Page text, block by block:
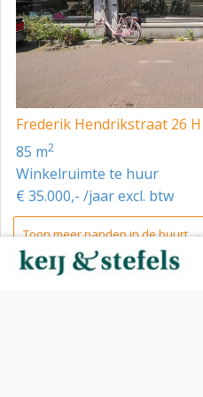
Frederik Hendrikstraat 26 H
85 m2
Winkelruimte te huur
€ 35.000,- /jaar excl. btw
Toon meer panden in de buurt →